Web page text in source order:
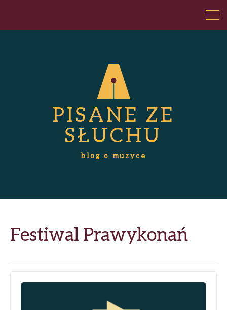
PISANE ZE
SŁUCHU
blog o muzyce
Festiwal Prawykonań